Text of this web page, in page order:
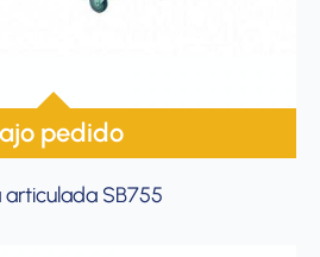
pedido
SB755